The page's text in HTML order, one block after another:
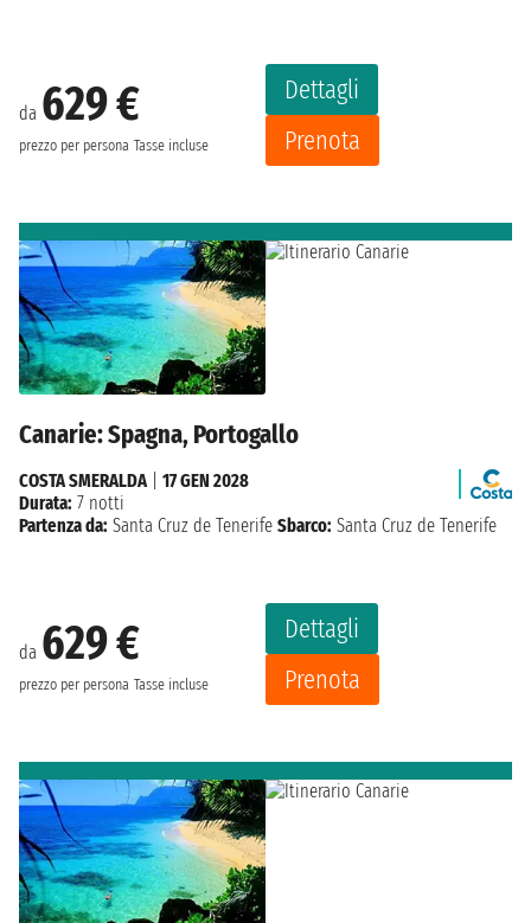
da 629 €
prezzo per persona Tasse incluse
Dettagli
Prenota
Canarie: Spagna, Portogallo
da 629 €
prezzo per persona Tasse incluse
Dettagli
Prenota
COSTA SMERALDA| 17 GEN 2028
Durata: 7 notti
Partenza da: Santa Cruz de Tenerife Sbarco: Santa Cruz de Tenerife